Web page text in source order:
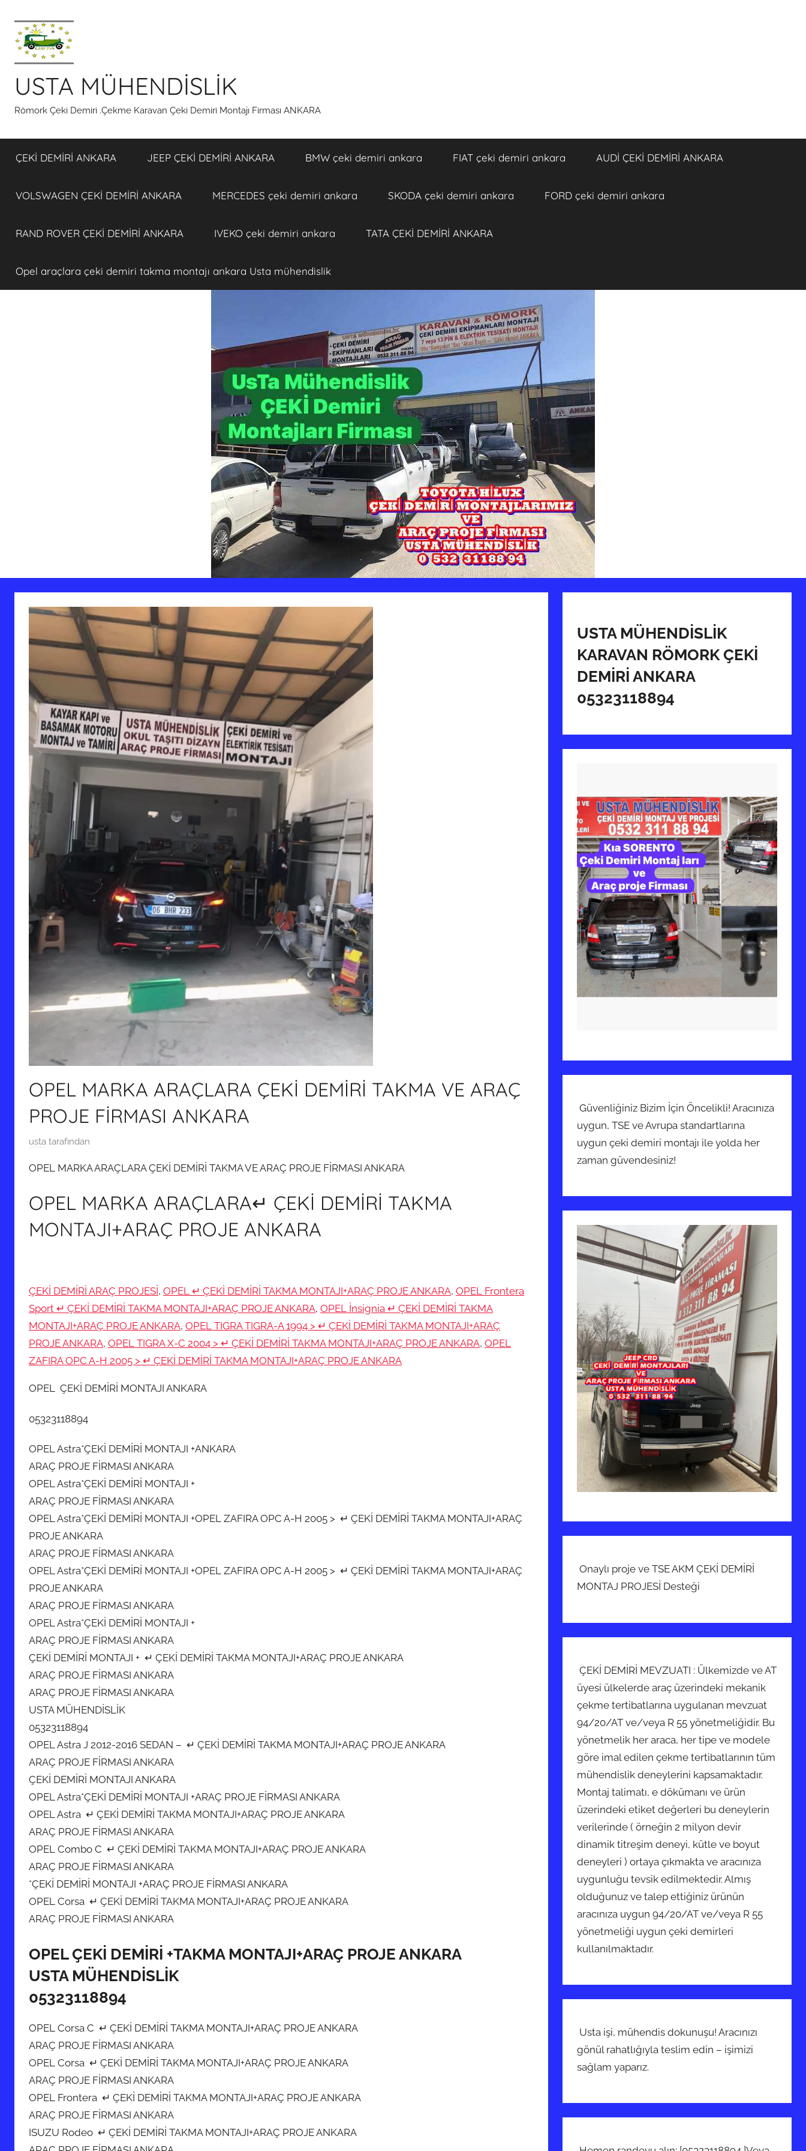
atla
USTA MÜHENDİSLİK
Römork Çeki Demiri .Çekme Karavan Çeki Demiri Montajı Firması ANKARA
ÇEKİ DEMİRİ ANKARA JEEP ÇEKİ DEMİRİ ANKARA BMW çeki demiri ankara FIAT çeki demiri ankara AUDİ ÇEKİ DEMİRİ ANKARA
VOLSWAGEN ÇEKİ DEMİRİ ANKARA MERCEDES çeki demiri ankara SKODA çeki demiri ankara FORD çeki demiri ankara
RAND ROVER ÇEKİ DEMİRİ ANKARA IVEKO çeki demiri ankara TATA ÇEKİ DEMİRİ ANKARA
Opel araçlara çeki demiri takma montajı ankara Usta mühendislik
OPEL MARKA ARAÇLARA ÇEKİ DEMİRİ TAKMA VE ARAÇ
PROJE FİRMASI ANKARA
2
K
s
m
0
t
a
r
i
i
d
g
ö
n
d
e
r
i
ş
usta tarafından
OPEL MARKA ARAÇLARA ÇEKİ DEMİRİ TAKMA VE ARAÇ PROJE FİRMASI ANKARA
OPEL MARKA ARAÇLARA↵ ÇEKİ DEMİRİ TAKMA
MONTAJI+ARAÇ PROJE ANKARA
ÇEKİ DEMİRİ ARAÇ PROJESİ, OPEL ↵ ÇEKİ DEMİRİ TAKMA MONTAJI+ARAÇ PROJE ANKARA, OPEL Frontera
Sport ↵ ÇEKİ DEMİRİ TAKMA MONTAJI+ARAÇ PROJE ANKARA, OPEL İnsignia ↵ ÇEKİ DEMİRİ TAKMA
MONTAJI+ARAÇ PROJE ANKARA, OPEL TIGRA TIGRA-A 1994 > ↵ ÇEKİ DEMİRİ TAKMA MONTAJI+ARAÇ
PROJE ANKARA, OPEL TIGRA X-C 2004 > ↵ ÇEKİ DEMİRİ TAKMA MONTAJI+ARAÇ PROJE ANKARA, OPEL
ZAFIRA OPC A-H 2005 > ↵ ÇEKİ DEMİRİ TAKMA MONTAJI+ARAÇ PROJE ANKARA
OPEL ÇEKİ DEMİRİ MONTAJI ANKARA
05323118894
OPEL Astra*ÇEKİ DEMİRİ MONTAJI +ANKARA
ARAÇ PROJE FİRMASI ANKARA
OPEL Astra*ÇEKİ DEMİRİ MONTAJI +
ARAÇ PROJE FİRMASI ANKARA
OPEL Astra*ÇEKİ DEMİRİ MONTAJI +OPEL ZAFIRA OPC A-H 2005 > ↵ ÇEKİ DEMİRİ TAKMA MONTAJI+ARAÇ
PROJE ANKARA
ARAÇ PROJE FİRMASI ANKARA
OPEL Astra*ÇEKİ DEMİRİ MONTAJI +OPEL ZAFIRA OPC A-H 2005 > ↵ ÇEKİ DEMİRİ TAKMA MONTAJI+ARAÇ
PROJE ANKARA
ARAÇ PROJE FİRMASI ANKARA
OPEL Astra*ÇEKİ DEMİRİ MONTAJI +
ARAÇ PROJE FİRMASI ANKARA
ÇEKİ DEMİRİ MONTAJI + ↵ ÇEKİ DEMİRİ TAKMA MONTAJI+ARAÇ PROJE ANKARA
ARAÇ PROJE FİRMASI ANKARA
ARAÇ PROJE FİRMASI ANKARA
USTA MÜHENDİSLİK
05323118894
OPEL Astra J 2012-2016 SEDAN – ↵ ÇEKİ DEMİRİ TAKMA MONTAJI+ARAÇ PROJE ANKARA
ARAÇ PROJE FİRMASI ANKARA
ÇEKİ DEMİRİ MONTAJI ANKARA
OPEL Astra*ÇEKİ DEMİRİ MONTAJI +ARAÇ PROJE FİRMASI ANKARA
OPEL Astra ↵ ÇEKİ DEMİRİ TAKMA MONTAJI+ARAÇ PROJE ANKARA
ARAÇ PROJE FİRMASI ANKARA
OPEL Combo C ↵ ÇEKİ DEMİRİ TAKMA MONTAJI+ARAÇ PROJE ANKARA
ARAÇ PROJE FİRMASI ANKARA
*ÇEKİ DEMİRİ MONTAJI +ARAÇ PROJE FİRMASI ANKARA
OPEL Corsa ↵ ÇEKİ DEMİRİ TAKMA MONTAJI+ARAÇ PROJE ANKARA
ARAÇ PROJE FİRMASI ANKARA
OPEL ÇEKİ DEMİRİ +TAKMA MONTAJI+ARAÇ PROJE ANKARA
USTA MÜHENDİSLİK
05323118894
OPEL Corsa C ↵ ÇEKİ DEMİRİ TAKMA MONTAJI+ARAÇ PROJE ANKARA
ARAÇ PROJE FİRMASI ANKARA
OPEL Corsa ↵ ÇEKİ DEMİRİ TAKMA MONTAJI+ARAÇ PROJE ANKARA
ARAÇ PROJE FİRMASI ANKARA
OPEL Frontera ↵ ÇEKİ DEMİRİ TAKMA MONTAJI+ARAÇ PROJE ANKARA
ARAÇ PROJE FİRMASI ANKARA
ISUZU Rodeo ↵ ÇEKİ DEMİRİ TAKMA MONTAJI+ARAÇ PROJE ANKARA
USTA MÜHENDİSLİK
KARAVAN RÖMORK ÇEKİ
DEMİRİ ANKARA
05323118894
Güvenliğiniz Bizim İçin Öncelikli! Aracınıza
uygun, TSE ve Avrupa standartlarına
uygun çeki demiri montajı ile yolda her
zaman güvendesiniz!
Onaylı proje ve TSE AKM ÇEKİ DEMİRİ
MONTAJ PROJESİ Desteği
ÇEKİ DEMİRİ MEVZUATI : Ülkemizde ve AT
üyesi ülkelerde araç üzerindeki mekanik
çekme tertibatlarına uygulanan mevzuat
94/20/AT ve/veya R 55 yönetmeliğidir. Bu
yönetmelik her araca, her tipe ve modele
göre imal edilen çekme tertibatlarının tüm
mühendislik deneylerini kapsamaktadır.
Montaj talimatı, e dökümanı ve ürün
üzerindeki etiket değerleri bu deneylerin
verilerinde ( örneğin 2 milyon devir
dinamik titreşim deneyi, kütle ve boyut
deneyleri ) ortaya çıkmakta ve aracınıza
uygunluğu tevsik edilmektedir. Almış
olduğunuz ve talep ettiğiniz ürünün
aracınıza uygun 94/20/AT ve/veya R 55
yönetmeliği uygun çeki demirleri
kullanılmaktadır.
Usta işi, mühendis dokunuşu! Aracınızı
gönül rahatlığıyla teslim edin – işimizi
sağlam yaparız.